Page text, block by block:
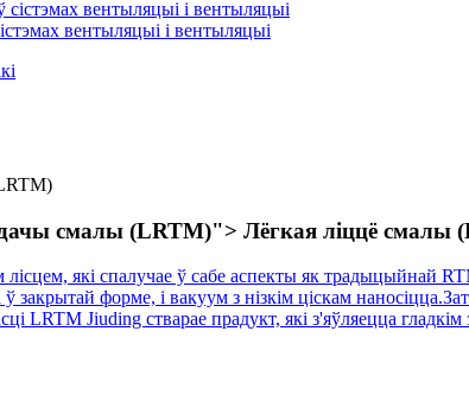
вентыляцыі і вентыляцыі
смалы (LRTM)"> Лёгкая ліццё смалы
які спалучае ў сабе аспекты як традыцыйнай
закрытай форме, і вакуум з нізкім ціскам
LRTM Jiuding стварае прадукт, які з'яўляецца